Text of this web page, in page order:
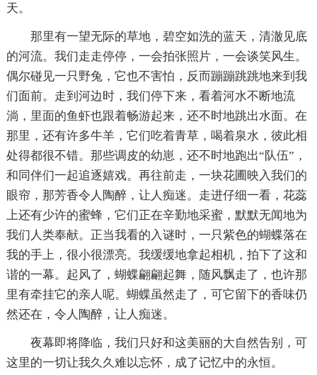
天。
那里有一望无际的草地，碧空如洗的蓝天，清澈见底
的河流。我们走走停停，一会拍张照片，一会谈笑风生。
偶尔碰见一只野兔，它也不害怕，反而蹦蹦跳跳地来到我
们面前。走到河边时，我们停下来，看着河水不断地流
淌，里面的鱼虾也跟着畅游起来，还不时地跳出水面。在
那里，还有许多牛羊，它们吃着青草，喝着泉水，彼此相
处得都很不错。那些调皮的幼崽，还不时地跑出“队伍”，
和同伴们一起追逐嬉戏。再往前走，一块花圃映入我们的
眼帘，那芳香令人陶醉，让人痴迷。走进仔细一看，花蕊
上还有少许的蜜蜂，它们正在辛勤地采蜜，默默无闻地为
我们人类奉献。正当我看的入谜时，一只紫色的蝴蝶落在
我的手上，很小很漂亮。我缓缓地拿起相机，拍下了这和
谐的一幕。起风了，蝴蝶翩翩起舞，随风飘走了，也许那
里有牵挂它的亲人呢。蝴蝶虽然走了，可它留下的香味仍
然还在，令人陶醉，让人痴迷。
夜幕即将降临，我们只好和这美丽的大自然告别，可
这里的一切让我久久难以忘怀，成了记忆中的永恒。